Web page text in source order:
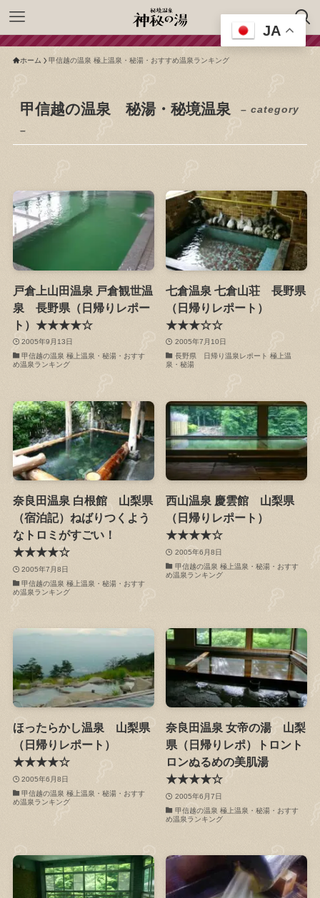
ホーム 甲信越の温泉 極上温泉・秘湯・おすすめ温泉ランキング
甲信越の温泉 秘湯・秘境温泉
– category
–
戸倉上山田温泉 戸倉観世温
泉 長野県（日帰りレポー
ト）★★★★☆
2005年9月13日
甲信越の温泉 極上温泉・秘湯・おすす
め温泉ランキング
七倉温泉 七倉山荘 長野県
（日帰りレポート）
★★★☆☆
2005年7月10日
長野県 日帰り温泉レポート 極上温
泉・秘湯
奈良田温泉 白根館 山梨県
（宿泊記）ねばりつくよう
なトロミがすごい！
★★★★☆
2005年7月8日
甲信越の温泉 極上温泉・秘湯・おすす
め温泉ランキング
西山温泉 慶雲館 山梨県
（日帰りレポート）
★★★★☆
2005年6月8日
甲信越の温泉 極上温泉・秘湯・おすす
め温泉ランキング
ほったらかし温泉 山梨県
（日帰りレポート）
★★★★☆
2005年6月8日
甲信越の温泉 極上温泉・秘湯・おすす
め温泉ランキング
奈良田温泉 女帝の湯 山梨
県（日帰りレポ）トロント
ロンぬるめの美肌湯
★★★★☆
2005年6月7日
甲信越の温泉 極上温泉・秘湯・おすす
め温泉ランキング
JA